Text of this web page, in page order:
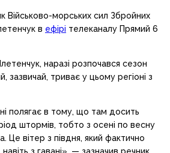
Військово-морських сил Збройних
в ефірі телеканалу Прямий 6
наразі розпочався сезон
зазвичай, триває у цьому регіоні з
полягає в тому, що там досить
штормів, тобто з осені по весну
Це вітер з півдня, який фактично